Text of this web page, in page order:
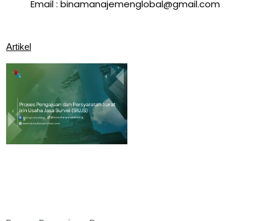
Email : binamanajemenglobal@gmail.com
Artikel